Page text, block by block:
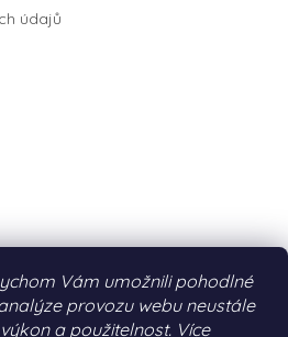
Vám umožnili pohodlné
provozu webu neustále
a použitelnost. Více
údajů